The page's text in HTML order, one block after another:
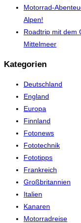
Motorrad-
Alpen!
Roadtrip mit dem
Mittelmeer
Kategorien
Deutschland
England
Europa
Finnland
Fotonews
Fototechnik
Fototipps
Frankreich
Großbritannien
Italien
Kanaren
Motorradreise